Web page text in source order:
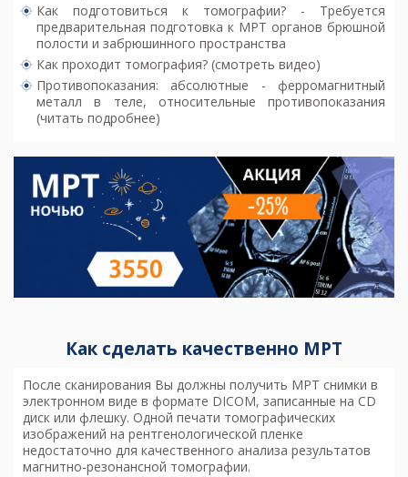
Как подготовиться к томографии? - Требуется
предварительная подготовка к МРТ органов брюшной
полости и забрюшинного пространства
Как проходит томография? (смотреть видео)
Противопоказания: абсолютные - ферромагнитный
металл в теле, относительные противопоказания
(читать подробнее)
Как сделать качественно МРТ
После сканирования Вы должны получить МРТ снимки в
электронном виде в формате DICOM, записанные на CD
диск или флешку. Одной печати томографических
изображений на рентгенологической пленке
недостаточно для качественного анализа результатов
магнитно-резонансной томографии.